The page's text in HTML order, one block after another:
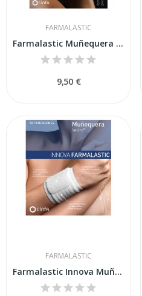
FARMALASTIC
Farmalastic Muñequera Velcro Neopreno Talla U
9,50 €
FARMALASTIC
Farmalastic Innova Muñequera Velcro Blanca...